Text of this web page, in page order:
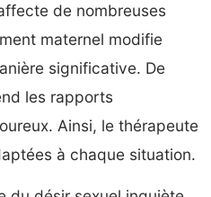
de nombreuses
maternel modifie
significative. De
les rapports
Ainsi, le thérapeute
à chaque situation.